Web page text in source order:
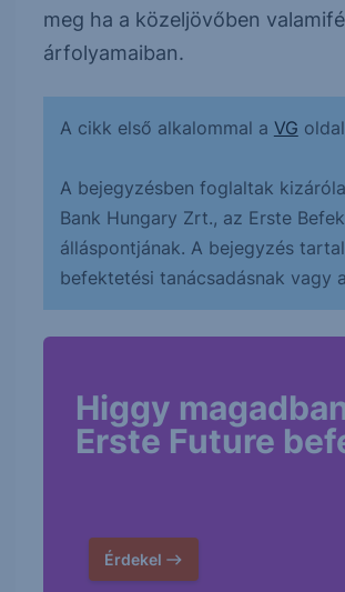
meg ha a közeljövőben
árfolyamaiban.
A cikk első alkalommal a VG
A bejegyzésben foglaltak
Bank Hungary Zrt., az Erste
álláspontjának. A bejegyzés
befektetési tanácsadásnak vagy
Higgy
Erste Future
Érdekel